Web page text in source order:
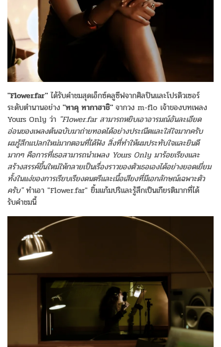
"Flower.far" ได้รับคำชมสุดเอ็กซ์คลูซีฟจากศิลปินและโปรดิวเซอร์
ระดับตำนานอย่าง "ทาคุ ทากาฮาชิ" จากวง m-flo เจ้าของบทเพลง
Yours Only ว่า "Flower.far สามารถหยิบเอาอารมณ์อันละเอียด
อ่อนของเพลงต้นฉบับมาถ่ายทอดได้อย่างประณีตและใส่ใจมากครับ
ผมรู้สึกแปลกใหม่มากตอนที่ได้ฟัง สิ่งที่ทำให้ผมประทับใจและยินดี
มากๆ คือการที่เธอสามารถนำเพลง Yours Only มาร้อยเรียงและ
สร้างสรรค์ขึ้นใหม่ให้กลายเป็นเรื่องราวของตัวเธอเองได้อย่างยอดเยี่ยม
ทั้งในแง่ของการเรียบเรียงดนตรีและเนื้อเสียงที่มีเอกลักษณ์เฉพาะตัว
ครับ"ทำเอา "Flower.far" ยิ้มแก้มปริและรู้สึกเป็นเกียรติมากที่ได้
รับคำชมนี้